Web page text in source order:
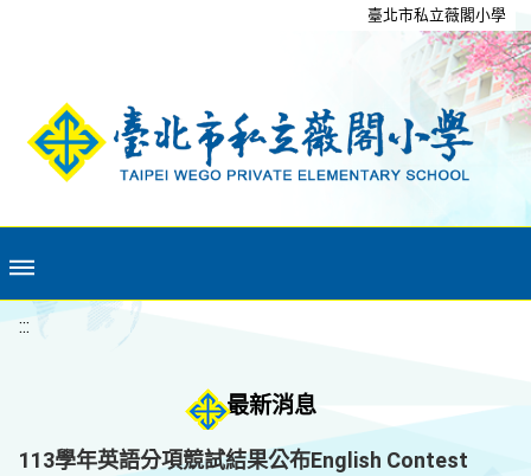
臺北市私立薇閣小學
:::
最新消息
113學年英語分項競試結果公布English Contest